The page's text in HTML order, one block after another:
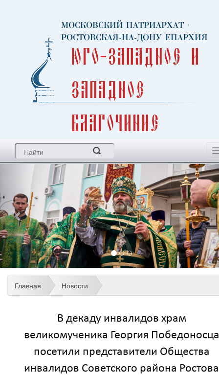
МОСКОВСКИЙ ПАТРИАРХАТ ·
РОСТОВСКАЯ-НА-ДОНУ ЕПАРХИЯ
Юго-Западное и
Западное
благочиние
Главная Новости
В декаду инвалидов храм
великомученика Георгия Победоносца
посетили представители Общества
инвалидов Советского района Ростова